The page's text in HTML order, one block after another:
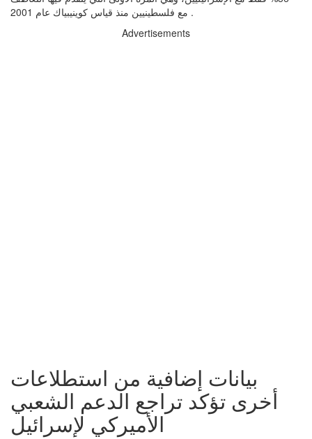
مع فلسطينيين منذ قياس كوينيبياك عام 2001 .
Advertisements
بيانات إضافية من استطلاعات
أخرى تؤكد تراجع الدعم الشعبي
الأميركي لإسرائيل